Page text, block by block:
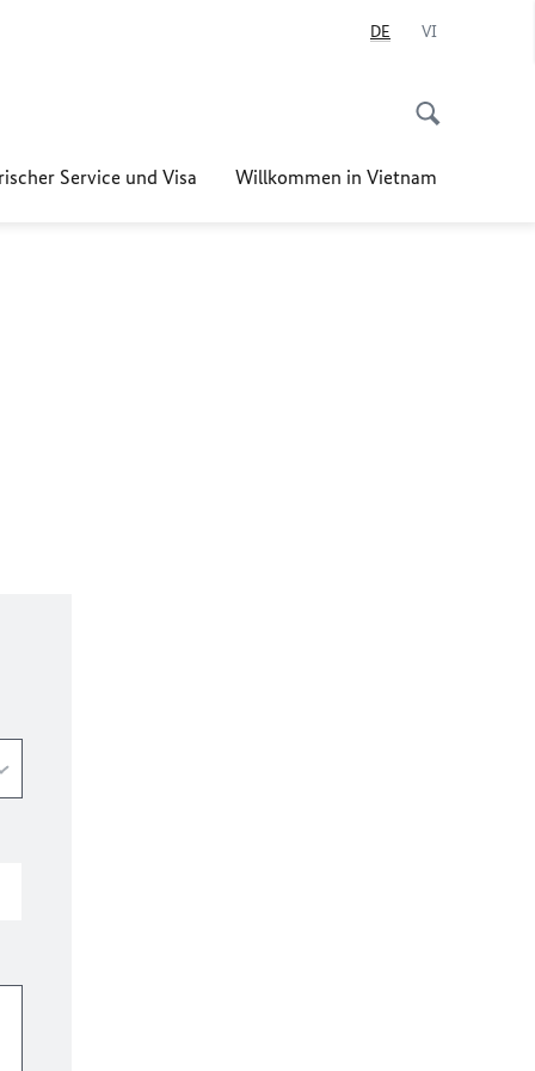
DE VI
Service und Visa Willkommen in Vietnam